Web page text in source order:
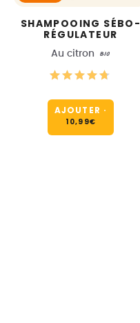
SHAMPOOING SÉBO-
RÉGULATEUR
Au citron BIO
AJOUTER ·
10,99€